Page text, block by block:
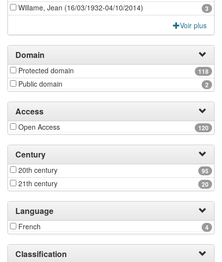
3
Willame, Jean (16/03/1932-04/10/2014)
Voir plus
Domain
118
Protected domain
2
Public domain
Access
120
Open Access
Century
95
20th century
20
21th century
Language
4
French
Classification